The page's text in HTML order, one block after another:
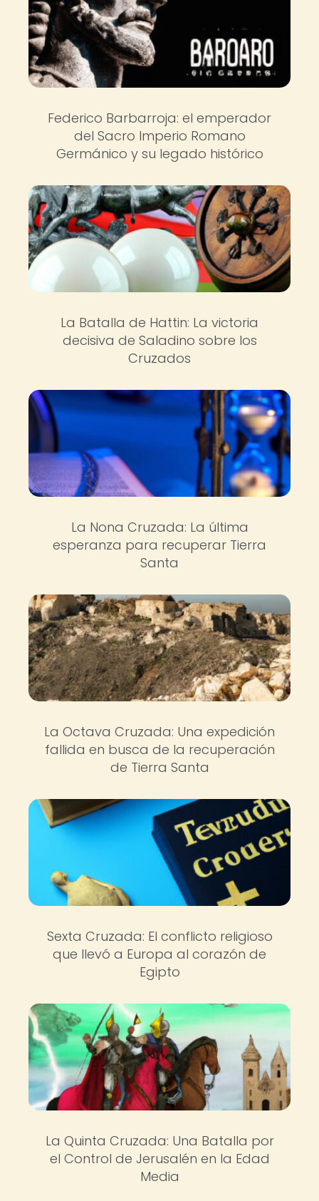
Federico Barbarroja: el emperador
del Sacro Imperio Romano
Germánico y su legado histórico
La Batalla de Hattin: La victoria
decisiva de Saladino sobre los
Cruzados
La Nona Cruzada: La última
esperanza para recuperar Tierra
Santa
La Octava Cruzada: Una expedición
fallida en busca de la recuperación
de Tierra Santa
Sexta Cruzada: El conflicto religioso
que llevó a Europa al corazón de
Egipto
La Quinta Cruzada: Una Batalla por
el Control de Jerusalén en la Edad
Media